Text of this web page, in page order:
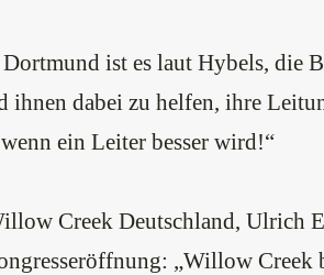
ist es laut Hybels, die
ihnen dabei zu helfen, ihre
ein Leiter besser wird!“
Creek Deutschland, Ulrich
„Willow